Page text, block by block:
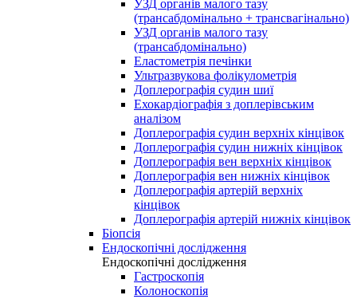
УЗД органів малого тазу
(трансабдомінально + трансвагінально)
УЗД органів малого тазу
(трансабдомінально)
Еластометрія печінки
Ультразвукова фолікулометрія
Доплерографія судин шиї
Ехокардіографія з доплерівським
аналізом
Доплерографія судин верхніх кінцівок
Доплерографія судин нижніх кінцівок
Доплерографія вен верхніх кінцівок
Доплерографія вен нижніх кінцівок
Доплерографія артерій верхніх
кінцівок
Доплерографія артерій нижніх кінцівок
Біопсія
Ендоскопічні дослідження
Ендоскопічні дослідження
Гастроскопія
Колоноскопія